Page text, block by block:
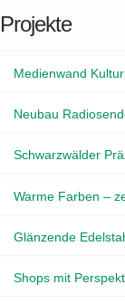
Projekte
Medienwand
Neubau
Schwarzwälder
Warme Farben –
Glänzende
Shops mit